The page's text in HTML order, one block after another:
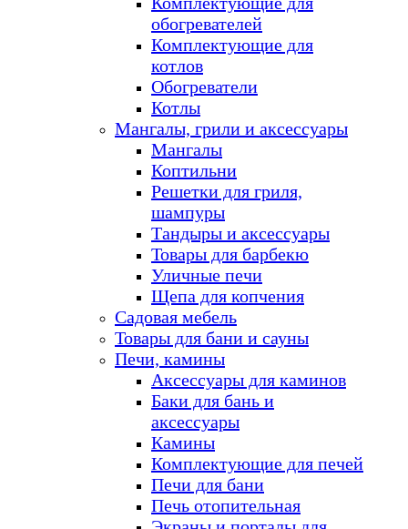
обогревателей
Комплектующие для
котлов
Обогреватели
Котлы
Мангалы, грили и аксессуары
Мангалы
Коптильни
Решетки для гриля,
шампуры
Тандыры и аксессуары
Товары для барбекю
Уличные печи
Щепа для копчения
Садовая мебель
Товары для бани и сауны
Печи, камины
Аксессуары для каминов
Баки для бань и
аксессуары
Камины
Комплектующие для печей
Печи для бани
Печь отопительная